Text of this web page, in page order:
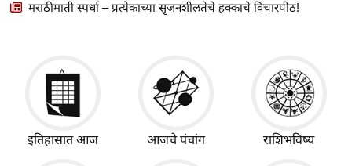
मराठीमाती स्पर्धा – प्रत्येकाच्या सृजनशीलतेचे हक्काचे विचारपीठ!
इतिहासात आज आजचे पंचांग राशिभविष्य